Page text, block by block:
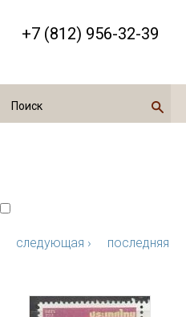
+7 (812) 956-32-39
следующая ›
последняя